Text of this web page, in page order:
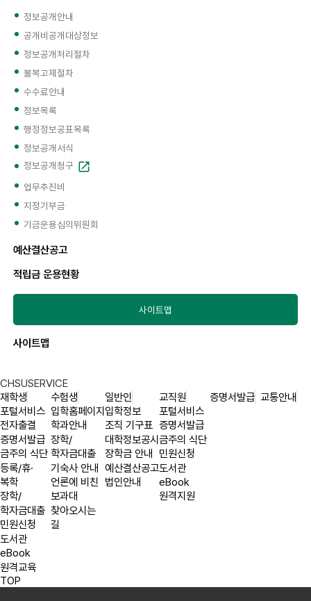
정보공개안내
공개비공개대상정보
정보공개처리절차
불복고제절차
수수료안내
정보목록
행정정보공표목록
정보공개서식
정보공개청구
업무추진비
지정기부금
기금운용심의위원회
예산결산공고
적립금 운용현황
사이트맵
사이트맵
CHSUSERVICE
재학생
포털서비스
전자출결
증명서발급
금주의 식단
등록/휴·
복학
장학/
학자금대출
민원신청
도서관
eBook
원격교육
수험생
입학홈페이지
학과안내
장학/
학자금대출
기숙사 안내
언론에 비친
보과대
찾아오시는
길
일반인
입학정보
조직 기구표
대학정보공시
장학금 안내
예산결산공고
법인안내
교직원
포털서비스
증명서발급
금주의 식단
민원신청
도서관
eBook
원격지원
증명서발급 교통안내
TOP